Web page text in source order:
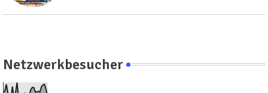
Netzwerkbesucher